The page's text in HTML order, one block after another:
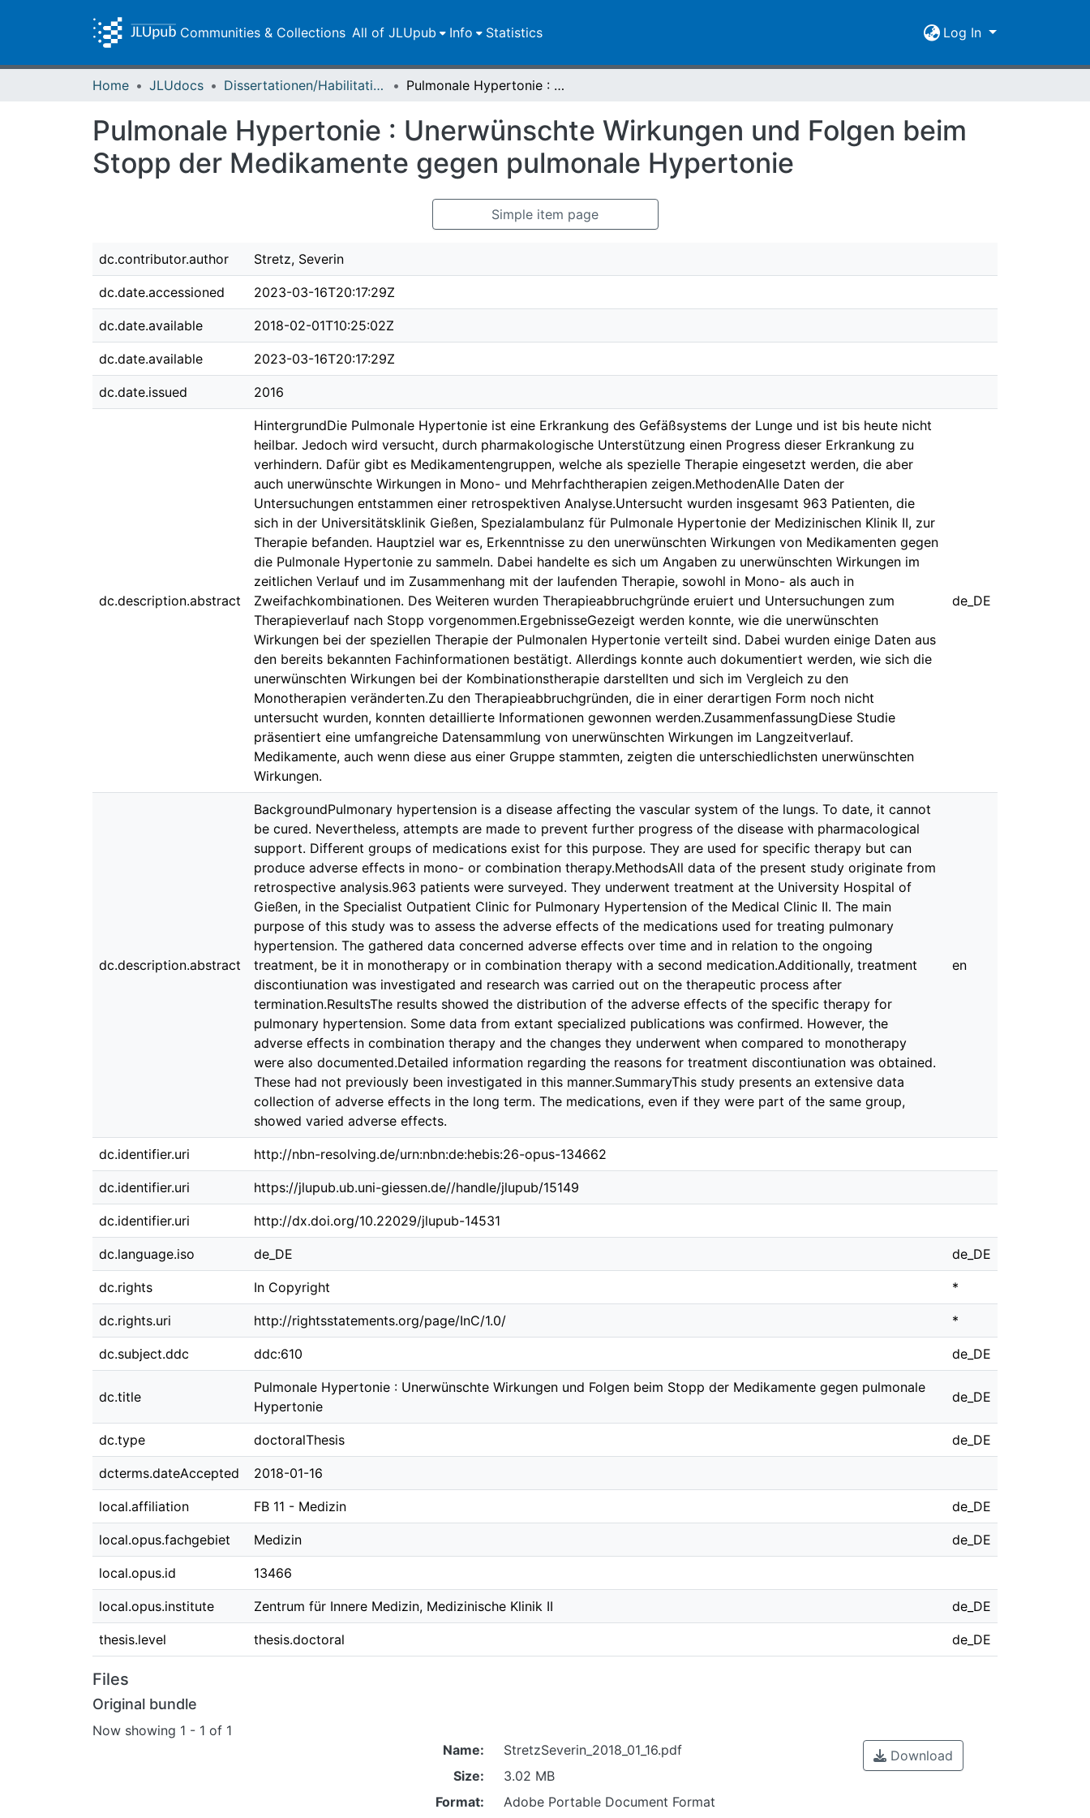
Communities & Collections All of JLUpub Info Statistics Log In
Home JLUdocs Dissertationen/Habilitationen Pulmonale Hypertonie : Unerwünschte Wirkungen und Folgen beim Stopp der Medikamente gegen pulmonale Hypertonie
Pulmonale Hypertonie : Unerwünschte Wirkungen und Folgen beim
Stopp der Medikamente gegen pulmonale Hypertonie
Simple item page
dc.contributor.author Stretz, Severin
dc.date.accessioned 2023-03-16T20:17:29Z
dc.date.available 2018-02-01T10:25:02Z
dc.date.available 2023-03-16T20:17:29Z
dc.date.issued 2016
dc.description.abstract
HintergrundDie Pulmonale Hypertonie ist eine Erkrankung des Gefäßsystems der Lunge und ist bis heute nicht
heilbar. Jedoch wird versucht, durch pharmakologische Unterstützung einen Progress dieser Erkrankung zu
verhindern. Dafür gibt es Medikamentengruppen, welche als spezielle Therapie eingesetzt werden, die aber
auch unerwünschte Wirkungen in Mono- und Mehrfachtherapien zeigen.MethodenAlle Daten der
Untersuchungen entstammen einer retrospektiven Analyse.Untersucht wurden insgesamt 963 Patienten, die
sich in der Universitätsklinik Gießen, Spezialambulanz für Pulmonale Hypertonie der Medizinischen Klinik II, zur
Therapie befanden. Hauptziel war es, Erkenntnisse zu den unerwünschten Wirkungen von Medikamenten gegen
die Pulmonale Hypertonie zu sammeln. Dabei handelte es sich um Angaben zu unerwünschten Wirkungen im
zeitlichen Verlauf und im Zusammenhang mit der laufenden Therapie, sowohl in Mono- als auch in
Zweifachkombinationen. Des Weiteren wurden Therapieabbruchgründe eruiert und Untersuchungen zum
Therapieverlauf nach Stopp vorgenommen.ErgebnisseGezeigt werden konnte, wie die unerwünschten
Wirkungen bei der speziellen Therapie der Pulmonalen Hypertonie verteilt sind. Dabei wurden einige Daten aus
den bereits bekannten Fachinformationen bestätigt. Allerdings konnte auch dokumentiert werden, wie sich die
unerwünschten Wirkungen bei der Kombinationstherapie darstellten und sich im Vergleich zu den
Monotherapien veränderten.Zu den Therapieabbruchgründen, die in einer derartigen Form noch nicht
untersucht wurden, konnten detaillierte Informationen gewonnen werden.ZusammenfassungDiese Studie
präsentiert eine umfangreiche Datensammlung von unerwünschten Wirkungen im Langzeitverlauf.
Medikamente, auch wenn diese aus einer Gruppe stammten, zeigten die unterschiedlichsten unerwünschten
Wirkungen.
de_DE
dc.description.abstract
BackgroundPulmonary hypertension is a disease affecting the vascular system of the lungs. To date, it cannot
be cured. Nevertheless, attempts are made to prevent further progress of the disease with pharmacological
support. Different groups of medications exist for this purpose. They are used for specific therapy but can
produce adverse effects in mono- or combination therapy.MethodsAll data of the present study originate from
retrospective analysis.963 patients were surveyed. They underwent treatment at the University Hospital of
Gießen, in the Specialist Outpatient Clinic for Pulmonary Hypertension of the Medical Clinic II. The main
purpose of this study was to assess the adverse effects of the medications used for treating pulmonary
hypertension. The gathered data concerned adverse effects over time and in relation to the ongoing
treatment, be it in monotherapy or in combination therapy with a second medication.Additionally, treatment
discontiunation was investigated and research was carried out on the therapeutic process after
termination.ResultsThe results showed the distribution of the adverse effects of the specific therapy for
pulmonary hypertension. Some data from extant specialized publications was confirmed. However, the
adverse effects in combination therapy and the changes they underwent when compared to monotherapy
were also documented.Detailed information regarding the reasons for treatment discontiunation was obtained.
These had not previously been investigated in this manner.SummaryThis study presents an extensive data
collection of adverse effects in the long term. The medications, even if they were part of the same group,
showed varied adverse effects.
en
dc.identifier.uri http://nbn-resolving.de/urn:nbn:de:hebis:26-opus-134662
dc.identifier.uri https://jlupub.ub.uni-giessen.de//handle/jlupub/15149
dc.identifier.uri http://dx.doi.org/10.22029/jlupub-14531
dc.language.iso de_DE de_DE
dc.rights In Copyright *
dc.rights.uri http://rightsstatements.org/page/InC/1.0/ *
dc.subject.ddc ddc:610 de_DE
dc.title
Pulmonale Hypertonie : Unerwünschte Wirkungen und Folgen beim Stopp der Medikamente gegen pulmonale
Hypertonie
de_DE
dc.type doctoralThesis de_DE
dcterms.dateAccepted 2018-01-16
local.affiliation FB 11 - Medizin de_DE
local.opus.fachgebiet Medizin de_DE
local.opus.id 13466
local.opus.institute Zentrum für Innere Medizin, Medizinische Klinik II de_DE
thesis.level thesis.doctoral de_DE
Files
Original bundle
Now showing 1 - 1 of 1
Name:
StretzSeverin_2018_01_16.pdf
Size:
3.02 MB
Format:
Adobe Portable Document Format
Download